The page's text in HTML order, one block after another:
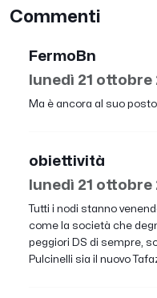
Commenti
FermoBn
lunedì 21 ottobre
Ma è ancora al suo
obiettività
lunedì 21 ottobre
Tutti i nodi stanno
come la società che
peggiori DS di sempre,
Pulcinelli sia il nuovo